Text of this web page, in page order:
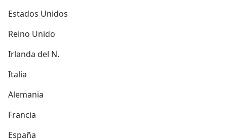
Estados Unidos
Reino Unido
Irlanda del N.
Italia
Alemania
Francia
España